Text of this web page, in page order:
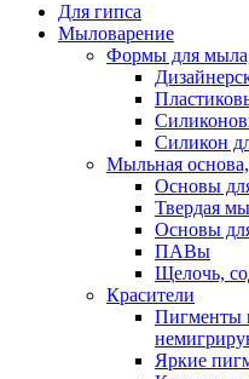
Для гипса
Мыловарение
Формы для
Силикон
Мыльная
Основы
Твердая
Основы
ПАВы
Щелочь,
Красители
Пигменты
Яркие